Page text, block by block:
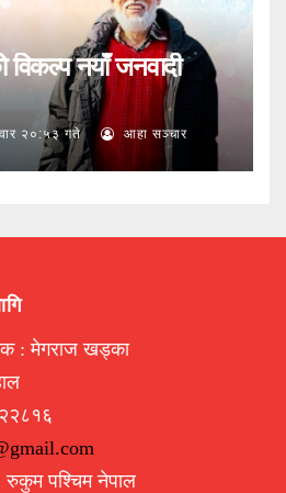
विकल्प नयाँ जनवादी
२०:५३ गते आहा सञ्चार
: मेगराज खड्का
रुकुम पश्चिम नेपाल